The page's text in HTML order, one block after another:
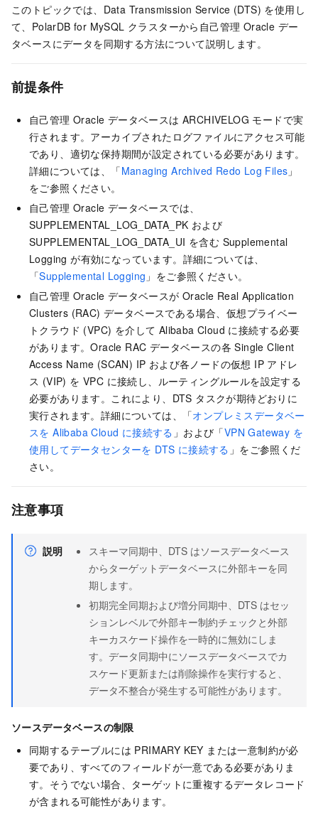
このトピックでは、Data Transmission Service (DTS) を使用し
て、PolarDB for MySQL クラスターから自己管理 Oracle デー
タベースにデータを同期する方法について説明します。
前提条件
自己管理 Oracle データベースは ARCHIVELOG モードで実
行されます。アーカイブされたログファイルにアクセス可能
であり、適切な保持期間が設定されている必要があります。
詳細については、「Managing Archived Redo Log Files 」
をご参照ください。
自己管理 Oracle データベースでは、
SUPPLEMENTAL_LOG_DATA_PK および
SUPPLEMENTAL_LOG_DATA_UI を含む Supplemental
Logging が有効になっています。詳細については、
「Supplemental Logging 」をご参照ください。
自己管理 Oracle データベースが Oracle Real Application
Clusters (RAC) データベースである場合、仮想プライベー
トクラウド (VPC) を介して Alibaba Cloud に接続する必要
があります。Oracle RAC データベースの各 Single Client
Access Name (SCAN) IP および各ノードの仮想 IP アドレ
ス (VIP) を VPC に接続し、ルーティングルールを設定する
必要があります。これにより、DTS タスクが期待どおりに
実行されます。詳細については、「オンプレミスデータベー
スを Alibaba Cloud に接続する 」および「VPN Gateway を
使用してデータセンターを DTS に接続する 」をご参照くだ
さい。
注意事項
説明
スキーマ同期中、DTS はソースデータベース
からターゲットデータベースに外部キーを同
期します。
初期完全同期および増分同期中、DTS はセッ
ションレベルで外部キー制約チェックと外部
キーカスケード操作を一時的に無効にしま
す。データ同期中にソースデータベースでカ
スケード更新または削除操作を実行すると、
データ不整合が発生する可能性があります。
ソースデータベースの制限
同期するテーブルには PRIMARY KEY または一意制約が必
要であり、すべてのフィールドが一意である必要がありま
す。そうでない場合、ターゲットに重複するデータレコード
が含まれる可能性があります。